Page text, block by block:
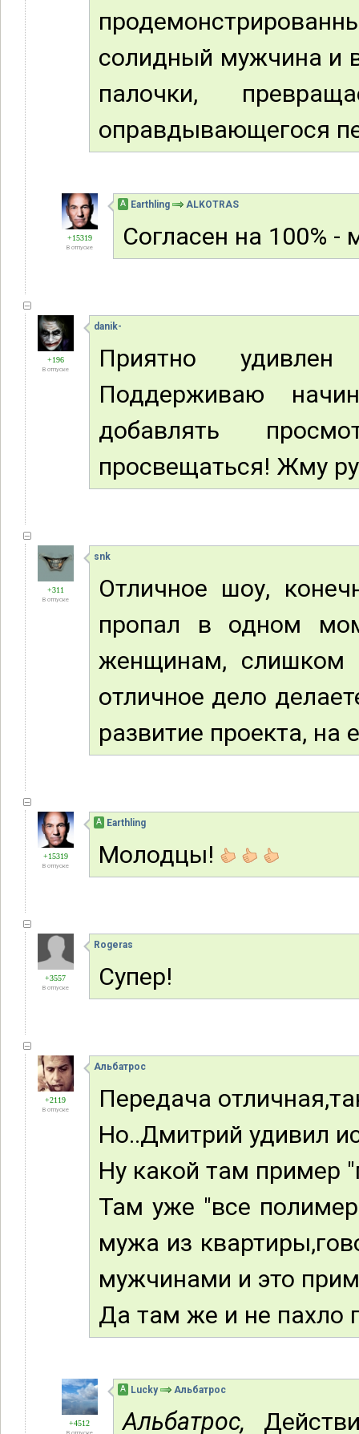
солидный мужчина и
палочки,
оправдывающегося
+15319
В отпуске
А Earthling ALKOTRAS
Согласен на 100% -
+196
В отпуске
danik-
Приятно
Поддерживаю
добавлять
просвещаться! Жму
+311
В отпуске
snk
Отличное шоу,
пропал в одном
женщинам, слишком
отличное дело
развитие проекта, на
+15319
В отпуске
А Earthling
Молодцы!
+3557
В отпуске
Rogeras
Супер!
+2119
В отпуске
Альбатрос
Передача
Но..Дмитрий удивил
Ну какой там пример
Там уже "все
мужа из
мужчинами и это
Да там же и не пахло
+4512
В отпуске
А Lucky Альбатрос
Альбатрос,